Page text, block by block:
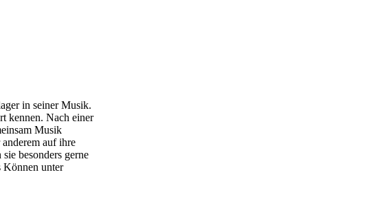
in seiner Musik.
kennen. Nach einer
Musik
auf ihre
besonders gerne
Können unter